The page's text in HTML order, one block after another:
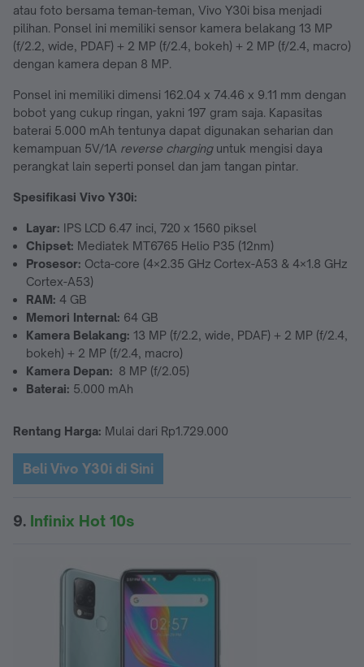
atau foto bersama teman-teman, Vivo Y30i bisa menjadi
pilihan. Ponsel ini memiliki sensor kamera belakang 13 MP
(f/2.2, wide, PDAF) + 2 MP (f/2.4, bokeh) + 2 MP (f/2.4, macro)
dengan kamera depan 8 MP.
Ponsel ini memiliki dimensi 162.04 x 74.46 x 9.11 mm dengan
bobot yang cukup ringan, yakni 197 gram saja. Kapasitas
baterai 5.000 mAh tentunya dapat digunakan seharian dan
kemampuan 5V/1A reverse charging untuk mengisi daya
perangkat lain seperti ponsel dan jam tangan pintar.
Spesifikasi Vivo Y30i:
Layar: IPS LCD 6.47 inci, 720 x 1560 piksel
Chipset: Mediatek MT6765 Helio P35 (12nm)
Prosesor: Octa-core (4×2.35 GHz Cortex-A53 & 4×1.8 GHz
Cortex-A53)
RAM: 4 GB
Memori Internal: 64 GB
Kamera Belakang: 13 MP (f/2.2, wide, PDAF) + 2 MP (f/2.4,
bokeh) + 2 MP (f/2.4, macro)
Kamera Depan: 8 MP (f/2.05)
Baterai: 5.000 mAh
Rentang Harga: Mulai dari Rp1.729.000
Beli Vivo Y30i di Sini
9. Infinix Hot 10s